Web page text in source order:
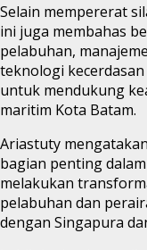
Selain mempererat
ini juga membahas
pelabuhan,
teknologi
untuk mendukung
maritim Kota Batam.
Ariastuty
bagian penting
melakukan
pelabuhan dan
dengan Singapura